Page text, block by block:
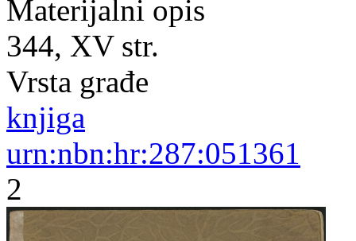
Materijalni opis
344, XV str.
Vrsta građe
knjiga
urn:nbn:hr:287:051361
2